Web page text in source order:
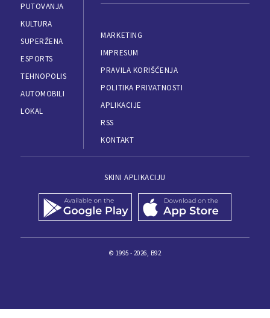
PUTOVANJA
KULTURA
SUPERŽENA
ESPORTS
TEHNOPOLIS
AUTOMOBILI
LOKAL
MARKETING
IMPRESUM
PRAVILA KORIŠĆENJA
POLITIKA PRIVATNOSTI
APLIKACIJE
RSS
KONTAKT
SKINI APLIKACIJU
© 1995 - 2026, B92